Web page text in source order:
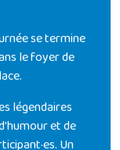
se termine
le foyer de
légendaires
et de
Un